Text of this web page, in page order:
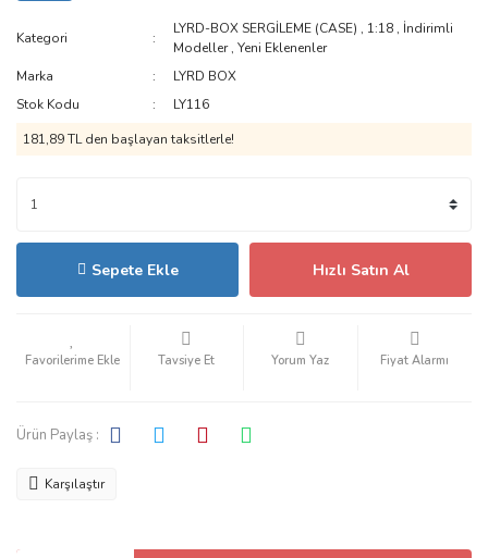
Kategori
LYRD-BOX SERGİLEME (CASE) , 1:18 , İndirimli
Modeller,Yeni Eklenenler
Marka
LYRD BOX
Stok Kodu
LY116
181,89 TL den başlayan taksitlerle!
Sepete Ekle Hızlı Satın Al
Tavsiye Et Yorum Yaz Fiyat Alarmı
Ürün Paylaş :
Karşılaştır